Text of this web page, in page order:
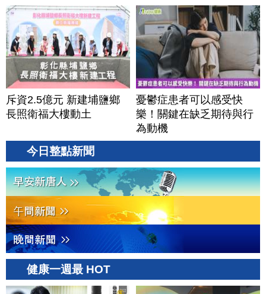
斥資2.5億元 新建埔鹽鄉
長照衛福大樓動土
憂鬱症患者可以感受快
樂！關鍵在缺乏期待與行
為動機
今日整點新聞
健康一週最 HOT